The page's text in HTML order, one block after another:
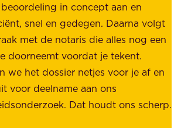
in concept aan en
snel en gedegen. Daarna volgt
met de notaris die alles nog een
doorneemt voordat je tekent.
we het dossier netjes voor je af en
voor deelname aan ons
Dat houdt ons scherp.